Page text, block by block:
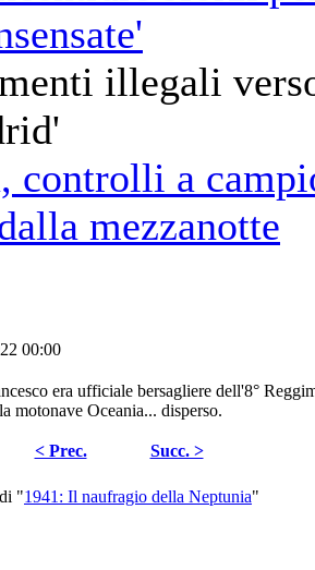
illegali
controlli a
mezzanotte
00:00
era ufficiale bersagliere dell'8°
motonave Oceania... disperso.
< Prec. Succ. >
"1941: Il naufragio della Neptunia"